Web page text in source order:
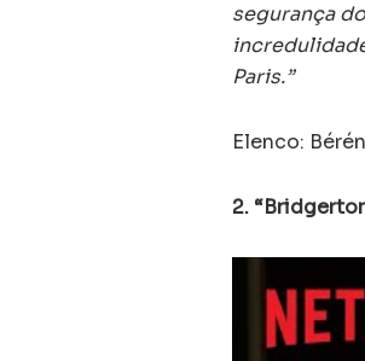
segurança
Paris.”
Elenco:
2.